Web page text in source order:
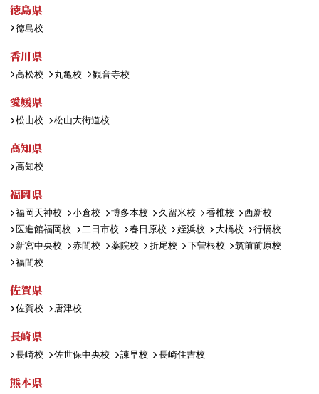
徳島県
徳島校
香川県
高松校 丸亀校 観音寺校
愛媛県
松山校 松山大街道校
高知県
高知校
福岡県
福岡天神校 小倉校 博多本校 久留米校 香椎校
西新校
医進館福岡校
二日市校 春日原校 姪浜校 大橋校
行橋校
新宮中央校
赤間校 薬院校 折尾校 下曽根校
筑前前原校
福間校
佐賀県
佐賀校 唐津校
長崎県
長崎校 佐世保中央校 諫早校 長崎住吉校
熊本県